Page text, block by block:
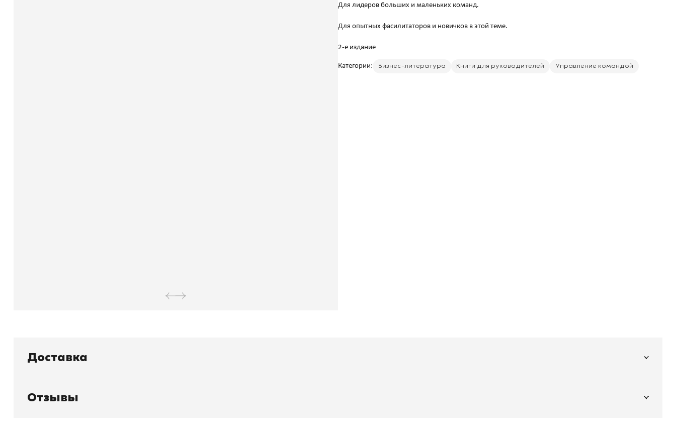
Для лидеров больших и маленьких команд.
Для опытных фасилитаторов и новичков в этой теме.
Категории: Бизнес-литература Книги для руководителей Управление командой
Доставка
Отзывы